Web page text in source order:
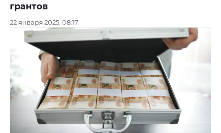
грантов
22 января 2025, 08:17